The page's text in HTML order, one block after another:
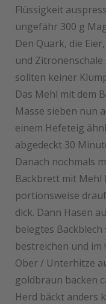
Flüssigkeit
ungefähr 300 g
Den Quark, die
und
sollten keiner
Das Mehl mit dem
Masse sieben nun
einem Hefeteig
abgedeckt 30
Danach nochmals
Backbrett mit Mehl
portionsweise
dick. Dann Hasen
belegtes
bestreichen und im
Ober / Unterhitze
goldbraun backen
Herd bäckt anders